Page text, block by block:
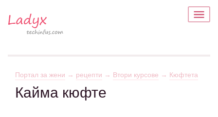
Портал за жени → рецепти → Втори курсове → Кюфтета
Кайма кюфте